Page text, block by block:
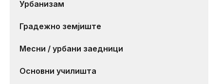
Урбанизам
Градежно земјиште
Месни / урбани заедници
Основни училишта